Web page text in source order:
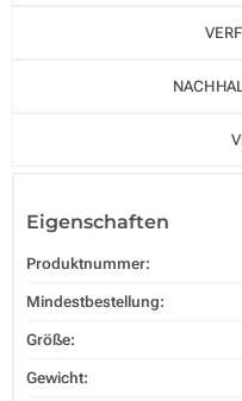
Eigenschaften
Produktnummer:
Mindestbestellung:
Größe:
Gewicht: